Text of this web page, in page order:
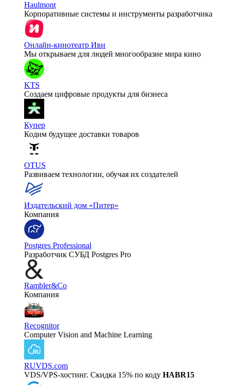
Haulmont
Корпоративные системы и инструменты разработчика
Онлайн-кинотеатр Иви
Мы открываем для людей многообразие мира кино
KTS
Создаем цифровые продукты для бизнеса
Купер
Кодим будущее доставки товаров
OTUS
Развиваем технологии, обучая их создателей
Издательский дом «Питер»
Компания
Postgres Professional
Разработчик СУБД Postgres Pro
Rambler&Co
Компания
Recognitor
Computer Vision and Machine Learning
RUVDS.com
VDS/VPS-хостинг. Скидка 15% по коду HABR15